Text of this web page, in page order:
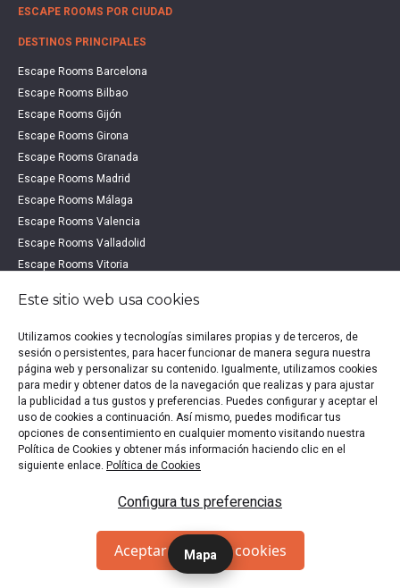
Mapa
ESCAPE ROOMS POR CIUDAD
DESTINOS PRINCIPALES
Escape Rooms Barcelona
Escape Rooms Bilbao
Escape Rooms Gijón
Escape Rooms Girona
Escape Rooms Granada
Escape Rooms Madrid
Escape Rooms Málaga
Escape Rooms Valencia
Escape Rooms Valladolid
Escape Rooms Vitoria
OTROS DESTINOS
Escape Rooms Alicante
Escape Rooms Burgos
Escape Rooms Cádiz
Escape Rooms Córdoba
Escape Rooms La Coruña
Escape Rooms Segovia
Escape Rooms Tarragona
Escape Rooms Zaragoza
Este sitio web usa cookies
Utilizamos cookies y tecnologías similares propias y de terceros, de
sesión o persistentes, para hacer funcionar de manera segura nuestra
página web y personalizar su contenido. Igualmente, utilizamos cookies
para medir y obtener datos de la navegación que realizas y para ajustar
la publicidad a tus gustos y preferencias. Puedes configurar y aceptar el
uso de cookies a continuación. Así mismo, puedes modificar tus
opciones de consentimiento en cualquier momento visitando nuestra
Política de Cookies y obtener más información haciendo clic en el
siguiente enlace. Política de Cookies
Configura tus preferencias
Aceptar todas las cookies